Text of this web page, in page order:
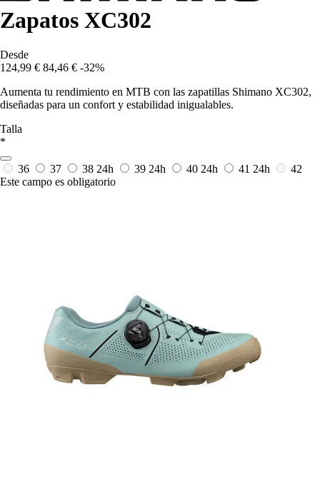
Zapatos XC302
Desde
124,99 € 84,46 € -32%
Aumenta tu rendimiento en MTB con las zapatillas Shimano XC302,
diseñadas para un confort y estabilidad inigualables.
Talla
*
36 37 38 24h 39 24h 40 24h 41 24h
42
Este campo es obligatorio